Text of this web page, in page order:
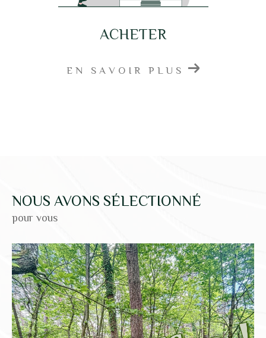
ACHETER
EN SAVOIR PLUS
NOUS AVONS SÉLECTIONNÉ
pour vous